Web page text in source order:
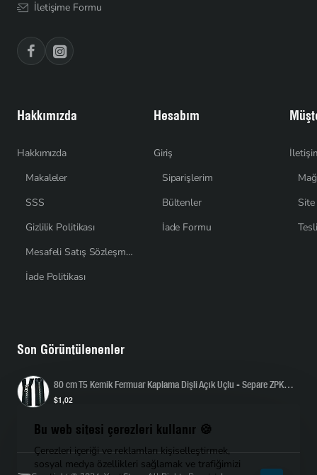
Bu web sitesi çerezleri kullanır 🍪
Çerezleri içeriği ve reklamları kişiselleştirmek,
sosyal medya özellikleri sağlamak ve trafiğimizi
İletişime Formu
Hakkımızda
Hakkımızda
Makaleler
SSS
Gizlilik Politikası
Mesafeli Satış Sözleşmesi
İade Politikası
Hesabım
Giriş
Siparişlerim
Bültenler
İade Formu
Site
Son Görüntülenenler
80 cm T5 Kemik Fermuar Kaplama Dişli Açık Uçlu - Separe ZPK0080T5K
$1,02